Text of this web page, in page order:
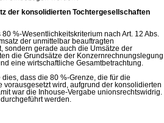
der konsolidierten Tochtergesellschaften
%-Wesentlichkeitskriterium nach Art. 12 Abs.
der unmittelbar beauftragten
sondern gerade auch die Umsätze der
die Grundsätze der Konzernrechnungslegung
eine wirtschaftliche Gesamtbetrachtung.
dass die 80 %-Grenze, die für die
vorausgesetzt wird, aufgrund der konsolidierten
war die Inhouse-Vergabe unionsrechtswidrig.
werden.